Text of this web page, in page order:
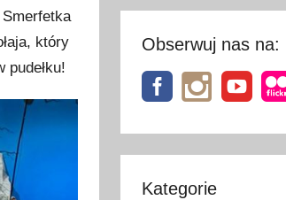
który
Obserwuj nas na:
Kategorie